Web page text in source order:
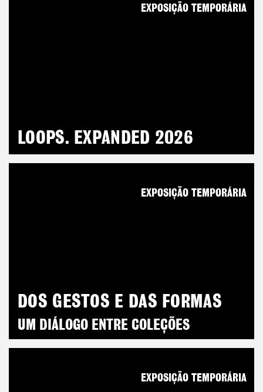
LOOPS. EXPANDED 2026
EXPOSIÇÃO TEMPORÁRIA
DOS GESTOS E DAS FORMAS
UM DIÁLOGO ENTRE COLEÇÕES
EXPOSIÇÃO TEMPORÁRIA
EXPOSIÇÃO TEMPORÁRIA